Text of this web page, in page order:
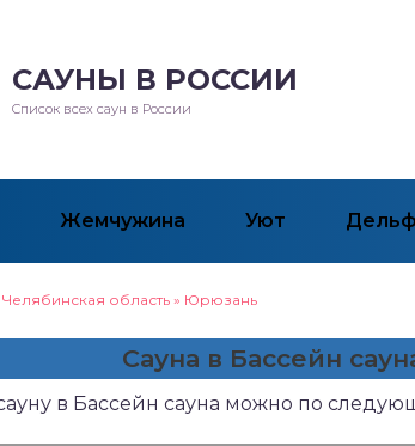
САУНЫ В РОССИИ
Список всех саун в России
Жемчужина Уют
Челябинская область » Юрюзань
Сауна в Бассейн
в Бассейн сауна можно по